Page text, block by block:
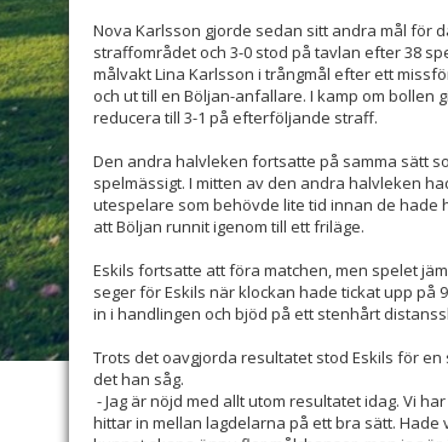
Nova Karlsson gjorde sedan sitt andra mål för
straffområdet och 3-0 stod på tavlan efter 38
målvakt Lina Karlsson i trångmål efter ett
och ut till en Böljan-anfallare. I kamp om bollen
reducera till 3-1 på efterföljande straff.
Den andra halvleken fortsatte på samma sätt
spelmässigt. I mitten av den andra halvleken
utespelare som behövde lite tid innan de hade
att Böljan runnit igenom till ett friläge.
Eskils fortsatte att föra matchen, men spelet
seger för Eskils när klockan hade tickat upp på
in i handlingen och bjöd på ett stenhårt
Trots det oavgjorda resultatet stod Eskils för
det han såg.
- Jag är nöjd med allt utom resultatet idag. Vi
hittar in mellan lagdelarna på ett bra sätt.